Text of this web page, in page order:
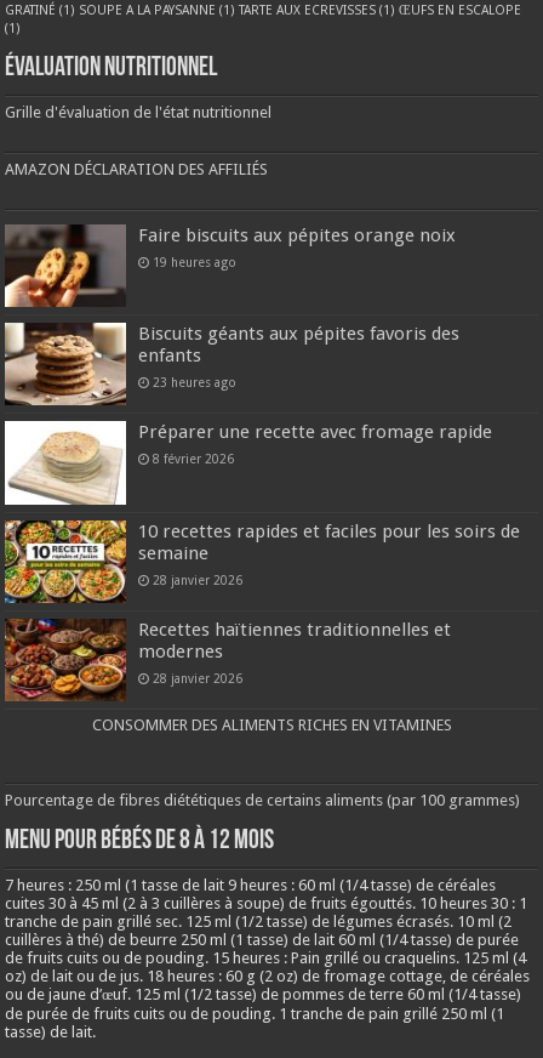
GRATINÉ (1) SOUPE A LA PAYSANNE (1) TARTE AUX ECREVISSES (1) ŒUFS EN ESCALOPE
(1)
Évaluation nutritionnel
Grille d'évaluation de l'état nutritionnel
AMAZON DÉCLARATION DES AFFILIÉS
Faire biscuits aux pépites orange noix
19 heures ago
Biscuits géants aux pépites favoris des
enfants
23 heures ago
Préparer une recette avec fromage rapide
8 février 2026
10 recettes rapides et faciles pour les soirs de
semaine
28 janvier 2026
Recettes haïtiennes traditionnelles et
modernes
28 janvier 2026
CONSOMMER DES ALIMENTS RICHES EN VITAMINES
Pourcentage de fibres diététiques de certains aliments (par 100 grammes)
MENU POUR BÉBÉS DE 8 à 12 MOIS
7 heures : 250 ml (1 tasse de lait 9 heures : 60 ml (1/4 tasse) de céréales
cuites 30 à 45 ml (2 à 3 cuillères à soupe) de fruits égouttés. 10 heures 30 : 1
tranche de pain grillé sec. 125 ml (1/2 tasse) de légumes écrasés. 10 ml (2
cuillères à thé) de beurre 250 ml (1 tasse) de lait 60 ml (1/4 tasse) de purée
de fruits cuits ou de pouding. 15 heures : Pain grillé ou craquelins. 125 ml (4
oz) de lait ou de jus. 18 heures : 60 g (2 oz) de fromage cottage, de céréales
ou de jaune d’œuf. 125 ml (1/2 tasse) de pommes de terre 60 ml (1/4 tasse)
de purée de fruits cuits ou de pouding. 1 tranche de pain grillé 250 ml (1
tasse) de lait.